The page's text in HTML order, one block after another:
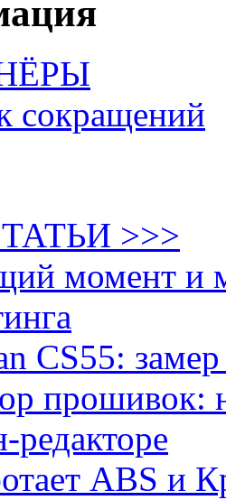
сокращений
>>>
момент и
CS55:
прошивок:
редакторе
ABS и